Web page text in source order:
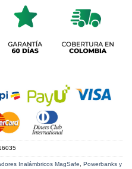
Inalámbricos MagSafe
Powerbanks y